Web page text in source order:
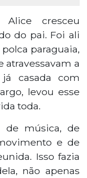
cresceu
do pai. Foi ali
paraguaia,
atravessavam a
casada com
levou esse
toda.
de música, de
e de
Isso fazia
não apenas